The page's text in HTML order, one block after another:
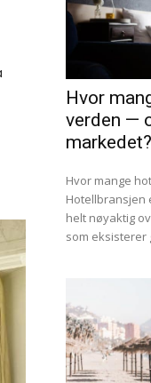
Hvor
verden —
markedet?
Hvor mange
Hotellbransjen
helt nøyaktig
som eksisterer